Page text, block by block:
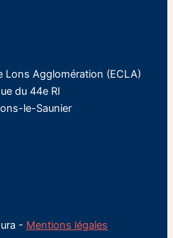
Lons Agglomération (ECLA)
du 44e RI
le-Saunier
- Mentions légales